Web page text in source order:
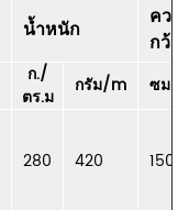
น้ำหนัก
ควา
กว้าง
ก./
ตร.ม
กรัม/m ซม
280 420 150